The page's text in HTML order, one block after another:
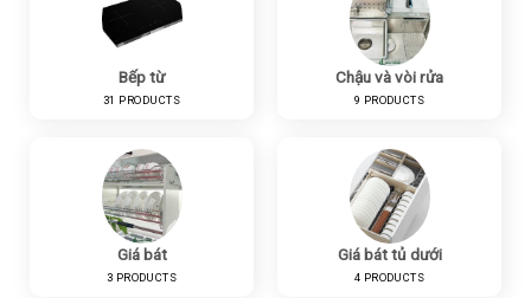
Bếp từ
31 PRODUCTS
Chậu và vòi rửa
9 PRODUCTS
Giá bát
3 PRODUCTS
Giá bát tủ dưới
4 PRODUCTS